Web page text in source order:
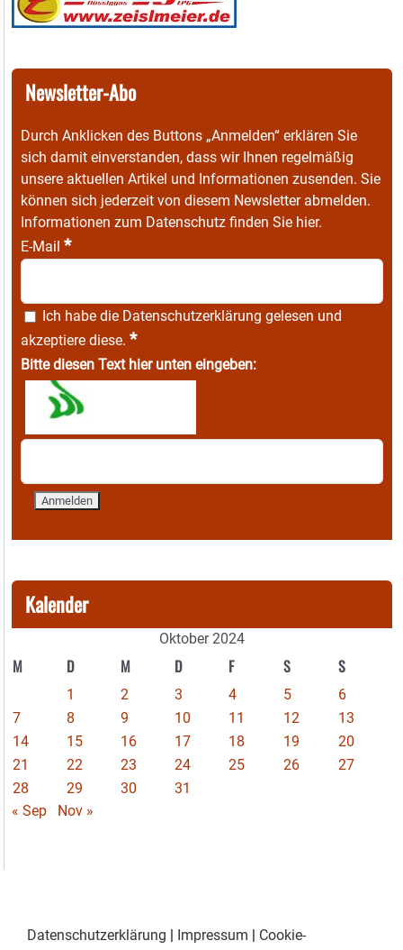
Newsletter-Abo
Durch Anklicken des Buttons „Anmelden“ erklären Sie
sich damit einverstanden, dass wir Ihnen regelmäßig
unsere aktuellen Artikel und Informationen zusenden. Sie
können sich jederzeit von diesem Newsletter abmelden.
Informationen zum Datenschutz finden Sie hier.
E-Mail *
Ich habe die Datenschutzerklärung gelesen und
akzeptiere diese. *
Bitte diesen Text hier unten eingeben:
Kalender
Oktober 2024
M D M D F S S
1 2 3 4 5
6
7
8 9 10 11 12
13
14
15 16 17 18 19
20
21
22 23 24 25 26
27
28
29 30
31
« Sep
Nov »
Datenschutzerklärung | Impressum | Cookie-